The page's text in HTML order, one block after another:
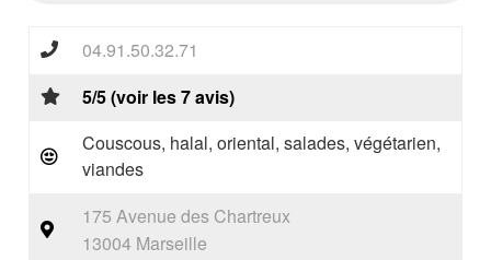
04.91.50.32.71
5/5 (voir les 7 avis)
Couscous, halal, oriental, salades, végétarien,
viandes
175 Avenue des Chartreux
13004 Marseille